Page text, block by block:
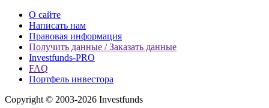
О сайте
Написать нам
Правовая информация
Получить данные / Заказать данные
Investfunds-PRO
FAQ
Портфель инвестора
Copyright © 2003-2026 Investfunds